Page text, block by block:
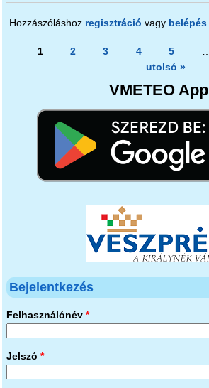
Hozzászóláshoz regisztráció vagy belépés
Oldalak
1 2 3 4 5
utolsó »
VMETEO App
Bejelentkezés
Felhasználónév *
Jelszó *